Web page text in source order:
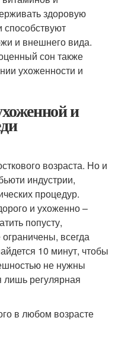
здоровую
и внешнего вида.
сон также
ухоженности и
и
возраста. Но и
индустрии,
процедур.
и ухоженно –
попусту,
всегда
10 минут, чтобы
не нужны
лишь регулярная
в любом возрасте